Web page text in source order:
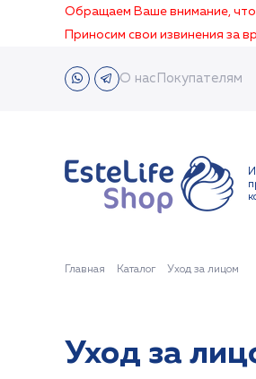
Обращаем Ваше внимание,
Приносим свои извинения за
О нас Покупателям
Главная Каталог Уход за лицом
Уход за